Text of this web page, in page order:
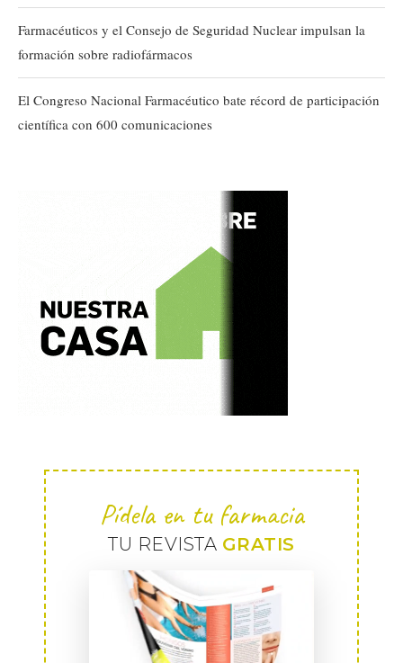
Farmacéuticos y el Consejo de Seguridad Nuclear impulsan la
formación sobre radiofármacos
El Congreso Nacional Farmacéutico bate récord de participación
científica con 600 comunicaciones
Pídela en tu farmacia
TU REVISTA GRATIS